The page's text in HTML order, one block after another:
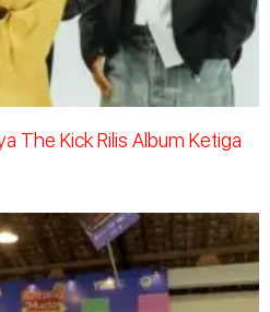
The Kick Rilis Album Ketiga